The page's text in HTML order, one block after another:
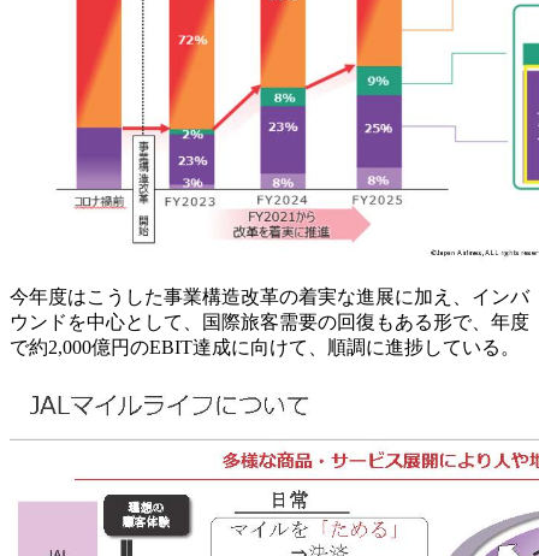
今年度はこうした事業構造改革の着実な進展に加え、インバ
ウンドを中心として、国際旅客需要の回復もある形で、年度
で約2,000億円のEBIT達成に向けて、順調に進捗している。